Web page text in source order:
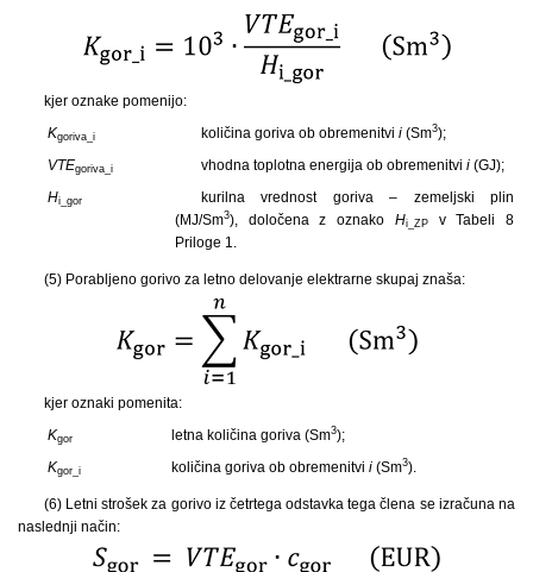
kjer oznake pomenijo:
Kgoriva_i količina goriva ob obremenitvi i (Sm3);
VTEgoriva_i vhodna toplotna energija ob obremenitvi i(GJ);
Hi_gor
kurilna vrednost goriva – zemeljski plin
(MJ/Sm3), določena z oznako Hi_ZPv Tabeli 8
Priloge 1.
(5) Porabljeno gorivo za letno delovanje elektrarne skupaj znaša:
kjer oznaki pomenita:
Kgor letna količina goriva (Sm3);
Kgor_i količina goriva ob obremenitvi i (Sm3).
(6) Letni strošek za gorivo iz četrtega odstavka tega člena se izračuna na
naslednji način: